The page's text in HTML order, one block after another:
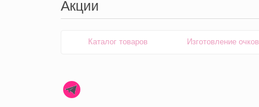
Акции
Каталог товаров Изготовление очков